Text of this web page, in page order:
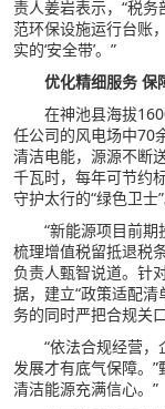
责人姜岩表示，“税务
范环保设施运行台账
实的‘安全带’。”
优化精细服务 保
在神池县海拔
任公司的风电场中70
清洁电能，源源不断
千瓦时，每年可节约
守护太行的“绿色卫士”
“新能源项目前
梳理增值税留抵退税
负责人甄智说道。针
据，建立“政策适配
务的同时严把合规关
“依法合规经营，
发展才有底气保障。
清洁能源充满信心。”